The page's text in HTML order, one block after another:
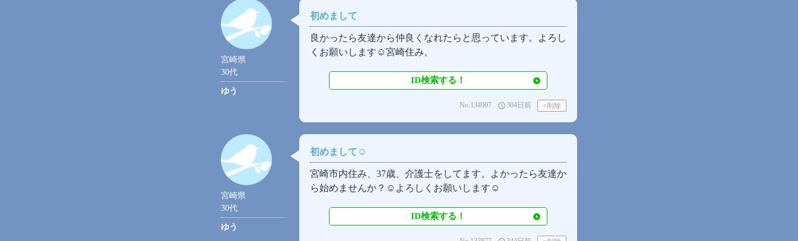
宮崎県
30代
ゆう
初めまして
良かったら友達から仲良くなれたらと思っています。よろし
くお願いします☺️宮崎住み。
ID検索する！
access_time304日前
No.134907
宮崎県
30代
ゆう
初めまして☺️
宮崎市内住み、37歳、介護士をしてます。よかったら友達か
ら始めませんか？☺️よろしくお願いします☺️
ID検索する！